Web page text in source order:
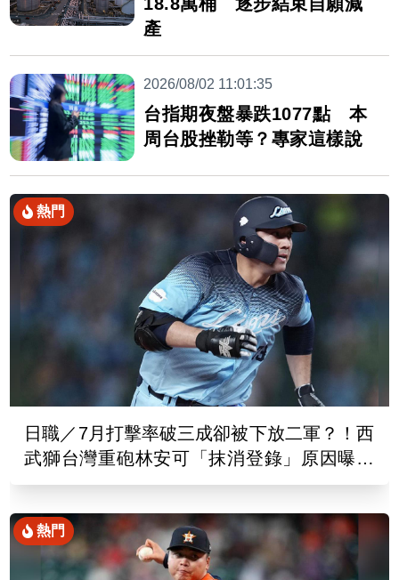
產
2026/08/02 11:01:35
台指期夜盤暴跌1077點 本
周台股挫勒等？專家這樣說
熱門
日職／7月打擊率破三成卻被下放二軍？！西
武獅台灣重砲林安可「抹消登錄」原因曝光
了
熱門